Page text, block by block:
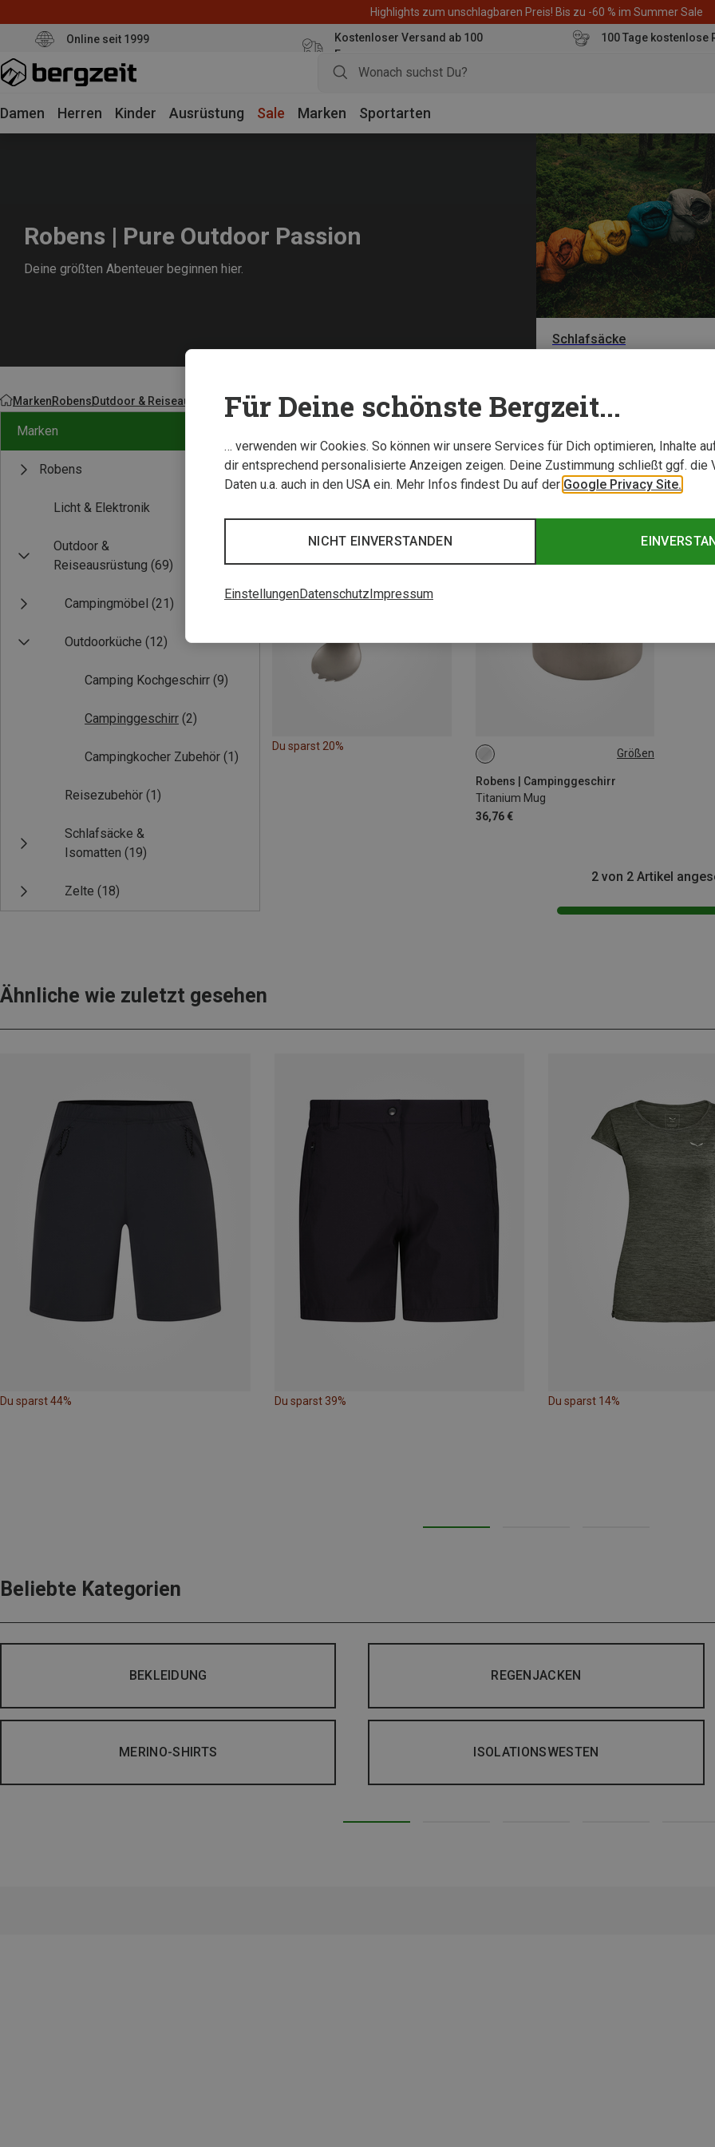
Highlights zum unschlagbaren Preis! Bis zu -60 % im Summer Sale
Online seit 1999
Kostenloser Versand ab 100
Euro
100 Tage kostenlose
Damen Herren Kinder Ausrüstung Sale Marken Sportarten
Robens | Pure Outdoor Passion
Deine größten Abenteuer beginnen hier.
Schlafsäcke
MarkenRobensOutdoor & ReiseausrüstungOutdoorküche
Marken
Robens
Licht & Elektronik
Outdoor &
Reiseausrüstung (69)
Campingmöbel (21)
Outdoorküche (12)
Camping Kochgeschirr (9)
Campinggeschirr (2)
Campingkocher Zubehör (1)
Reisezubehör (1)
Schlafsäcke &
Isomatten (19)
Zelte (18)
Du sparst 20%
Größen
Robens | Campinggeschirr
Titanium Mug
36,76 €
ONE SIZE
2 von 2 Artikel
Ähnliche wie zuletzt gesehen
Du sparst 44% Du sparst 39% Du sparst 14%
Beliebte Kategorien
BEKLEIDUNG REGENJACKEN
MERINO-SHIRTS ISOLATIONSWESTEN
Für Deine schönste Bergzeit...
… verwenden wir Cookies. So können wir unsere Services für Dich optimieren, Inhalte
dir entsprechend personalisierte Anzeigen zeigen. Deine Zustimmung schließt ggf. die
Daten u.a. auch in den USA ein. Mehr Infos findest Du auf der Google Privacy Site.
NICHT EINVERSTANDEN
EinstellungenDatenschutz Impressum